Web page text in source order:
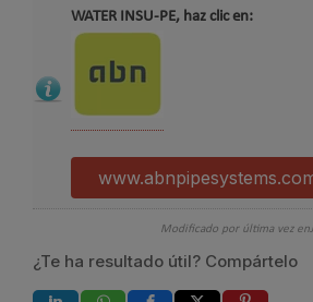
WATER INSU-PE, haz clic en:
Modificado por última vez
¿Te ha resultado útil? Compártelo